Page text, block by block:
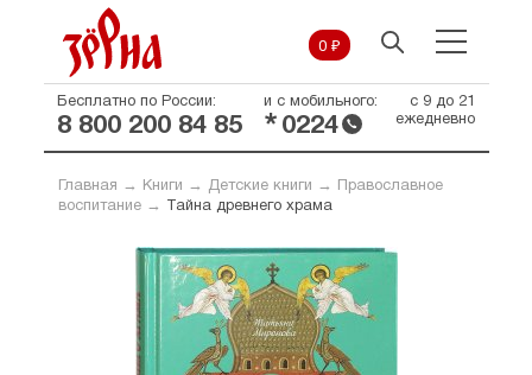
0 ₽
Бесплатно по России:
8 800 200 84 85
и с мобильного:
* 0224
с 9 до 21
ежедневно
Главная → Книги → Детские книги →
Православное
воспитание→ Тайна древнего храма